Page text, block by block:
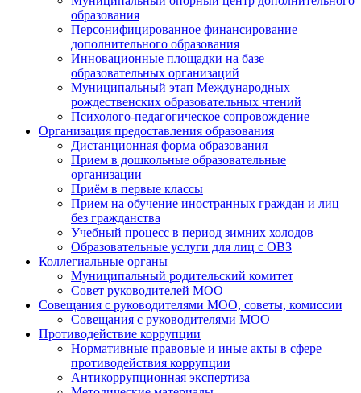
образования
Персонифицированное финансирование
дополнительного образования
Инновационные площадки на базе
образовательных организаций
Муниципальный этап Международных
рождественских образовательных чтений
Психолого-педагогическое сопровождение
Организация предоставления образования
Дистанционная форма образования
Прием в дошкольные образовательные
организации
Приём в первые классы
Прием на обучение иностранных граждан и лиц
без гражданства
Учебный процесс в период зимних холодов
Образовательные услуги для лиц с ОВЗ
Коллегиальные органы
Муниципальный родительский комитет
Совет руководителей МОО
Совещания с руководителями МОО, советы, комиссии
Совещания с руководителями МОО
Противодействие коррупции
Нормативные правовые и иные акты в сфере
противодействия коррупции
Антикоррупционная экспертиза